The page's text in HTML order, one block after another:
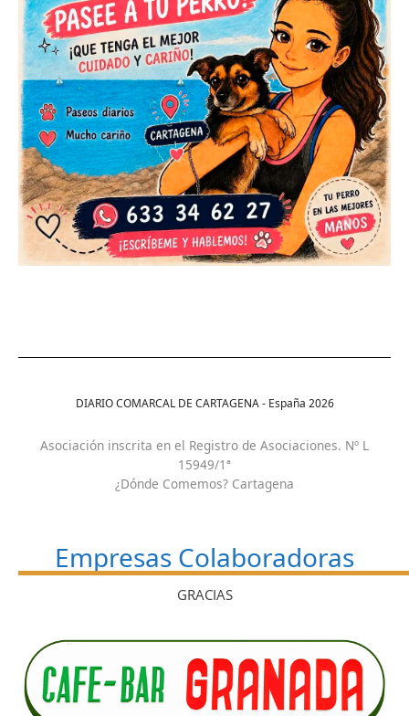
DIARIO COMARCAL DE CARTAGENA - España 2026
Asociación inscrita en el Registro de Asociaciones. Nº L
15949/1ª
¿Dónde Comemos? Cartagena
Empresas Colaboradoras
GRACIAS